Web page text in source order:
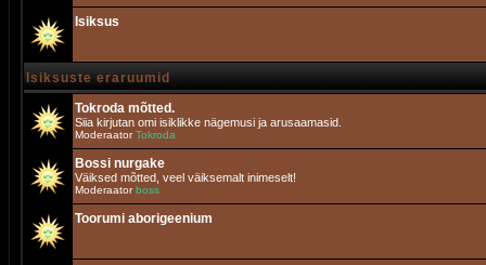
Isiksus
Isiksuste eraruumid
Tokroda mõtted.
Siia kirjutan omi isiklikke nägemusi ja arusaamasid.
ModeraatorTokroda
Bossi nurgake
Väiksed mõtted, veel väiksemalt inimeselt!
Moderaatorboss
Toorumi aborigeenium